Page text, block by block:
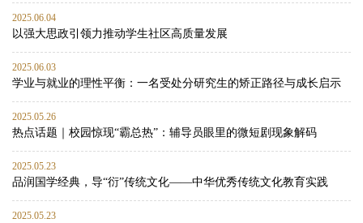
2025.06.04
以强大思政引领力推动学生社区高质量发展
2025.06.03
学业与就业的理性平衡：一名受处分研究生的矫正路径与成长启示
2025.05.26
热点话题｜校园惊现“霸总热”：辅导员眼里的微短剧现象解码
2025.05.23
品润国学经典，导“衍”传统文化——中华优秀传统文化教育实践
2025.05.23